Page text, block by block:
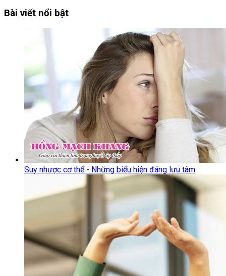
Bài viết nổi bật
Suy nhược cơ thể - Những biểu hiện đáng lưu tâm